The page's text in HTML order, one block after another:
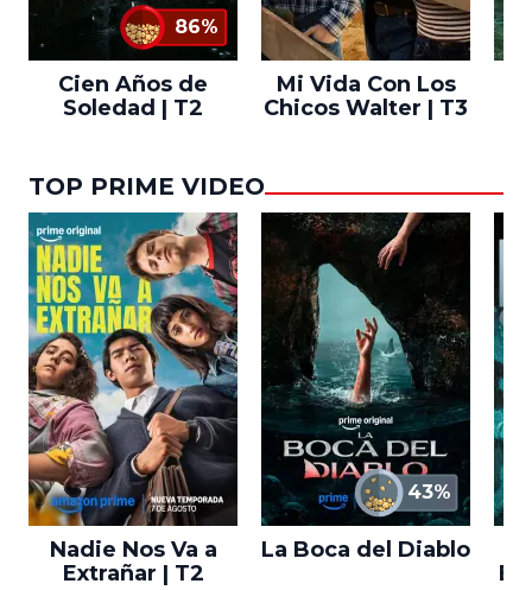
86%
Cien Años de
Soledad | T2
Mi Vida Con Los
Chicos Walter | T3
TOP PRIME VIDEO
Nadie Nos Va a
Extrañar | T2
43%
La Boca del Diablo